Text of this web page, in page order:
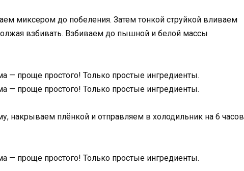
миксером до побеления. Затем тонкой струйкой вливаем
взбивать. Взбиваем до пышной и белой массы
накрываем плёнкой и отправляем в холодильник на 6 часов